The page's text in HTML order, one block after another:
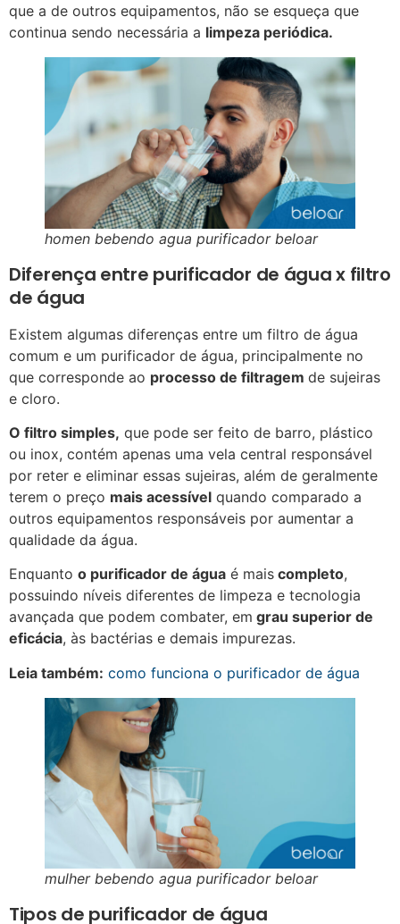
que a de outros equipamentos, não se esqueça que
continua sendo necessária a limpeza periódica.
homen bebendo agua purificador beloar
Diferença entre purificador de água x filtro
de água
Existem algumas diferenças entre um filtro de água
comum e um purificador de água, principalmente no
que corresponde ao processo de filtragem de sujeiras
e cloro.
O filtro simples, que pode ser feito de barro, plástico
ou inox, contém apenas uma vela central responsável
por reter e eliminar essas sujeiras, além de geralmente
terem o preço mais acessível quando comparado a
outros equipamentos responsáveis por aumentar a
qualidade da água.
Enquanto o purificador de água é mais completo,
possuindo níveis diferentes de limpeza e tecnologia
avançada que podem combater, em grau superior de
eficácia, às bactérias e demais impurezas.
Leia também: como funciona o purificador de água
mulher bebendo agua purificador beloar
Tipos de purificador de água